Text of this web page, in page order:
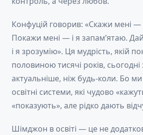
Конфуцій говорив: «Скажи мені —
Покажи мені — і я запам’ятаю.
і я зрозумію». Ця мудрість, якій
половиною тисячі років, сьогодні
актуальніше, ніж будь-коли. Бо
освітні системи, які чудово
«показують», але рідко дають
Шімджон в освіті — це не